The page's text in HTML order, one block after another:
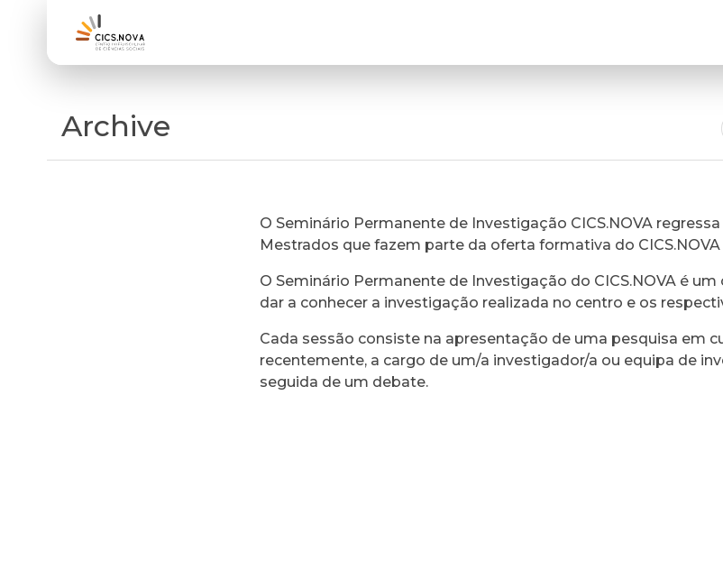
Archive
O Seminário Permanente de Investigação CICS.NOVA
Mestrados que fazem parte da oferta formativa do CICS.NOVA
O Seminário Permanente de Investigação do CICS.NOVA é
dar a conhecer a investigação realizada no centro e os
Cada sessão consiste na apresentação de uma pesquisa em
recentemente, a cargo de um/a investigador/a ou equipa de
seguida de um debate.